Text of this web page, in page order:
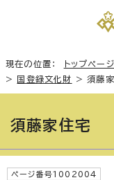
現在の位置： トップページ
>
国登録文化財 >須藤
須藤家住宅
ページ番号1002004